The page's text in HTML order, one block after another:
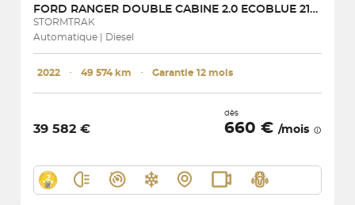
FORD RANGER DOUBLE CABINE 2.0 ECOBLUE 213 BV10
STORMTRAK
Automatique | Diesel
2022 ･ 49 574 km ･ Garantie 12 mois
39 582 €
dès
660 € /mois